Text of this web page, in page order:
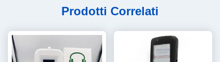
Prodotti Correlati